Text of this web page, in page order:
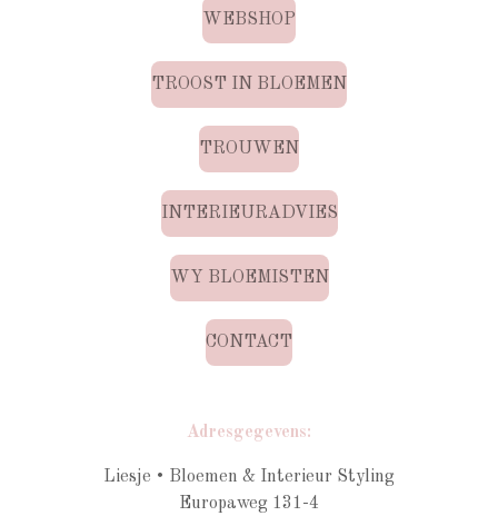
WEBSHOP
TROOST IN BLOEMEN
TROUWEN
INTERIEURADVIES
WY BLOEMISTEN
CONTACT
Adresgegevens:
Liesje • Bloemen & Interieur Styling
Europaweg 131-4